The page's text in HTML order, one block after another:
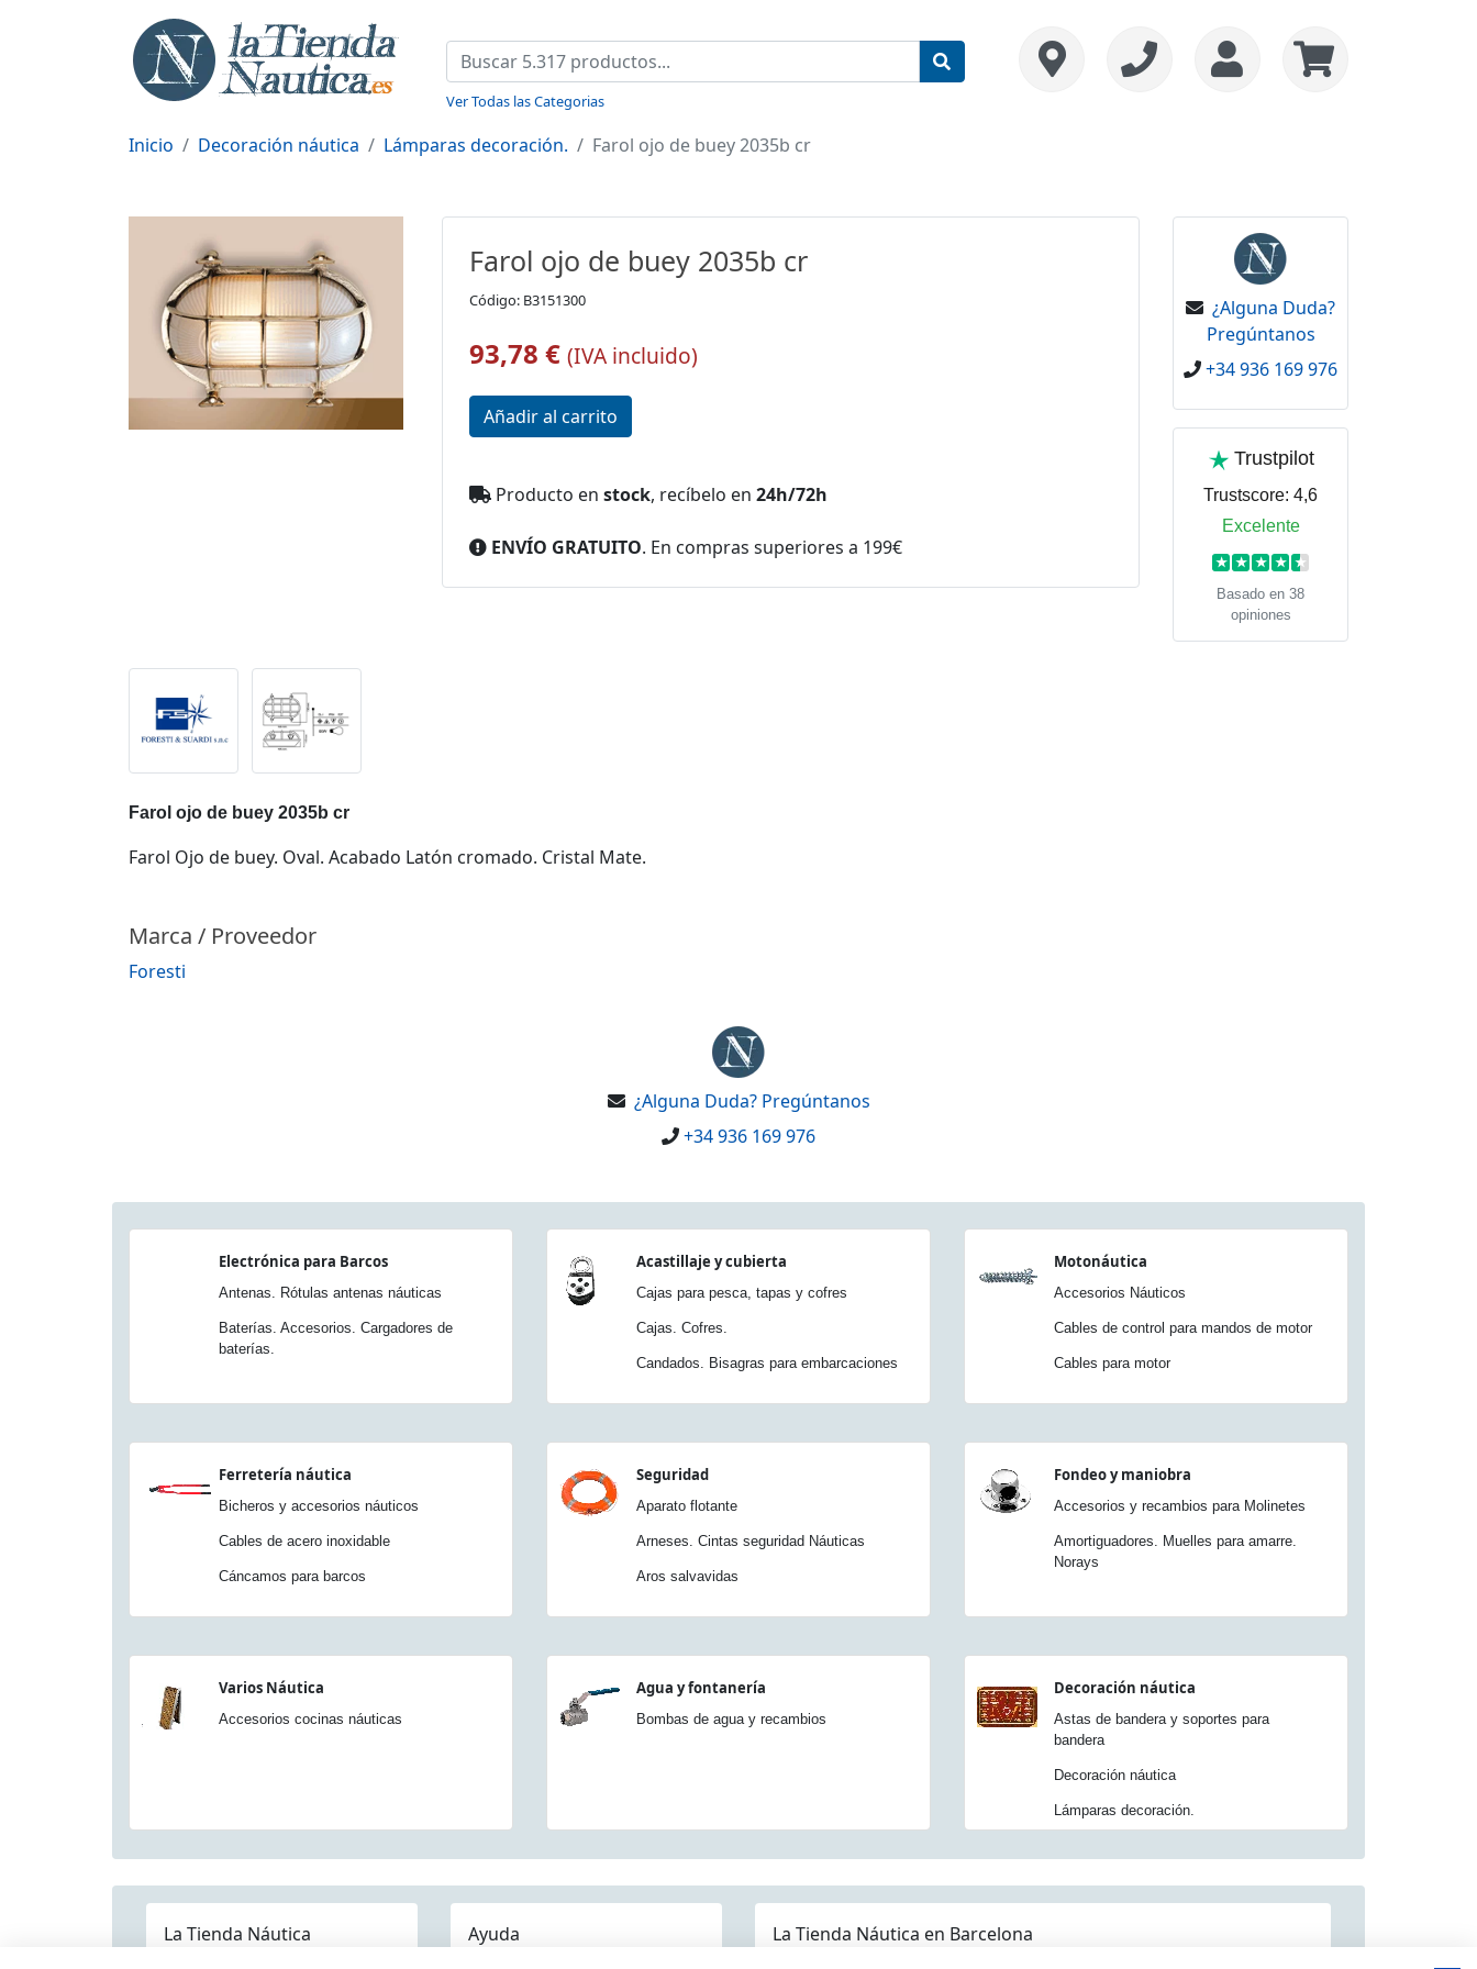
Ver Todas las Categorias
Inicio Decoración náutica Lámparas decoración. Farol ojo de buey 2035b cr
Farol ojo de buey 2035b cr
Código: B3151300
93,78 € (IVA incluido)
Producto en stock, recíbelo en 24h/72h
ENVÍO GRATUITO. En compras superiores a 199€
¿Alguna Duda?
Pregúntanos
+34 936 169 976
Trustpilot
Trustscore: 4,6
Excelente
★ ★ ★ ★ ★
Basado en 38
opiniones
Farol ojo de buey 2035b cr
Farol Ojo de buey. Oval. Acabado Latón cromado. Cristal Mate.
Marca / Proveedor
Foresti
¿Alguna Duda? Pregúntanos
+34 936 169 976
Electrónica para Barcos
Antenas. Rótulas antenas náuticas
Baterías. Accesorios. Cargadores de
baterías.
Acastillaje y cubierta
Cajas para pesca, tapas y cofres
Cajas. Cofres.
Candados. Bisagras para embarcaciones
Motonáutica
Accesorios Náuticos
Cables de control para mandos de motor
Cables para motor
Ferretería náutica
Bicheros y accesorios náuticos
Cables de acero inoxidable
Cáncamos para barcos
Seguridad
Aparato flotante
Arneses. Cintas seguridad Náuticas
Aros salvavidas
Fondeo y maniobra
Accesorios y recambios para Molinetes
Amortiguadores. Muelles para amarre.
Norays
Varios Náutica
Accesorios cocinas náuticas
Agua y fontanería
Bombas de agua y recambios
Decoración náutica
Astas de bandera y soportes para
bandera
Decoración náutica
Lámparas decoración.
La Tienda Náutica Ayuda La Tienda Náutica en Barcelona